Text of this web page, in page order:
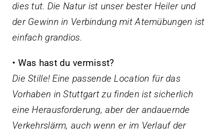
dies tut. Die Natur ist unser bester Heiler und
der Gewinn in Verbindung mit Atemübungen ist
einfach grandios.
• Was hast du vermisst?
Die Stille! Eine passende Location für das
Vorhaben in Stuttgart zu finden ist sicherlich
eine Herausforderung, aber der andauernde
Verkehrslärm, auch wenn er im Verlauf der